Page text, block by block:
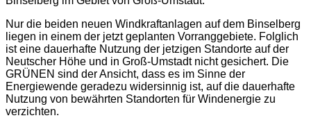
Nur die beiden neuen Windkraftanlagen auf dem Binselberg
liegen in einem der jetzt geplanten Vorranggebiete. Folglich
ist eine dauerhafte Nutzung der jetzigen Standorte auf der
Neutscher Höhe und in Groß-Umstadt nicht gesichert. Die
GRÜNEN sind der Ansicht, dass es im Sinne der
Energiewende geradezu widersinnig ist, auf die dauerhafte
Nutzung von bewährten Standorten für Windenergie zu
verzichten.